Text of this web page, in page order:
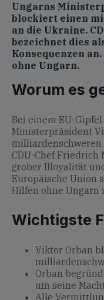
Ungarns
blockiert einen
an die Ukraine.
bezeichnet dies
Konsequenzen
ohne Ungarn.
Worum es
Bei einem EU-
Ministerpräsident
CDU-Chef
grober Illoyalität
Europäische Union
Hilfen ohne Ungarn
Wichtigste
Viktor Orban
Orban
um seine
Alle